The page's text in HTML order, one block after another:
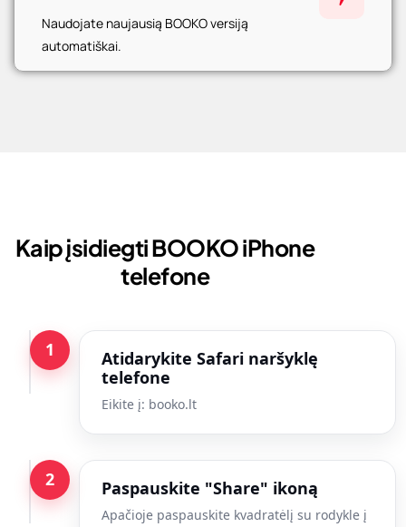
Naudojate naujausią BOOKO versiją
automatiškai.
Kaip įsidiegti BOOKO iPhone
telefone
1
Atidarykite Safari naršyklę
telefone
Eikite į: booko.lt
2 Paspauskite "Share" ikoną
Apačioje paspauskite kvadratėlį su rodykle į